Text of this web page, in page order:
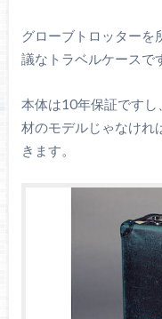
グローブトロッターを
議なトラベルケースで
本体は10年保証です
材のモデルじゃなけれ
きます。